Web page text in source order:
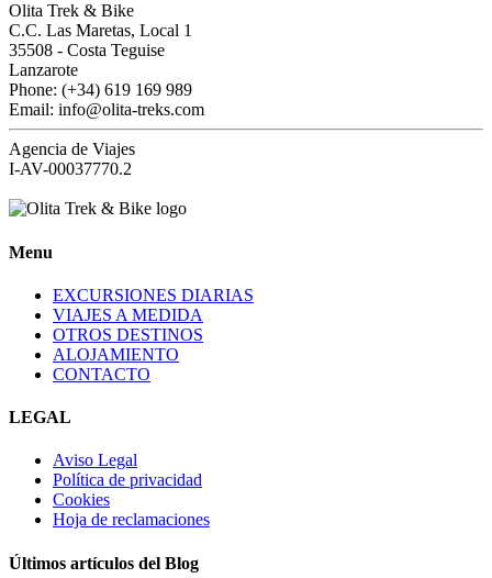
Olita Trek & Bike
C.C. Las Maretas, Local 1
35508 - Costa Teguise
Lanzarote
Phone: (+34) 619 169 989
Email: info@olita-treks.com
Agencia de Viajes
I-AV-00037770.2
Menu
EXCURSIONES DIARIAS
VIAJES A MEDIDA
OTROS DESTINOS
ALOJAMIENTO
CONTACTO
LEGAL
Aviso Legal
Política de privacidad
Cookies
Hoja de reclamaciones
Últimos artículos del Blog